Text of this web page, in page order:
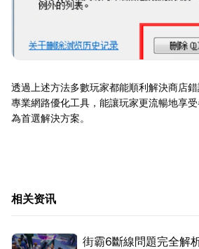
透過上述方法多數玩家都能順利解決商店錯
專業網路優化工具，能讓玩家更流暢地享
為首選解決方案。
相关资讯
街霸6斷線問題完全解